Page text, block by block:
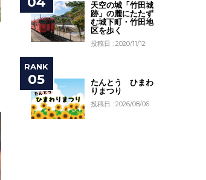
天空の城「竹田城
跡」の麓にたたず
む城下町・竹田地
区を歩く
投稿日 : 2020/11/12
たんとう ひまわ
りまつり
投稿日 : 2026/08/06